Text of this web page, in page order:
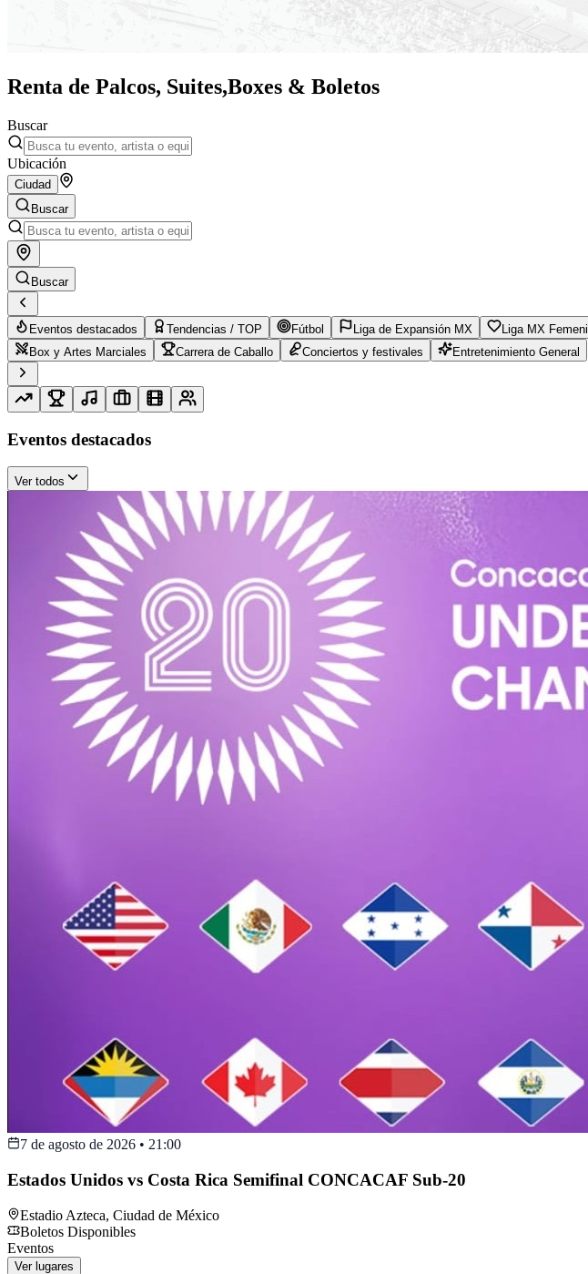
Renta de Palcos, Suites,Boxes & Boletos
Buscar
Ubicación
Ciudad
Buscar
Buscar
Eventos destacados Tendencias / TOP Fútbol Liga de Expansión MX Liga MX Femenil
Box y Artes Marciales
Carrera de Caballo Conciertos y festivales Entretenimiento General
Eventos destacados
Ver todos
7 de agosto de 2026 • 21:00
Estados Unidos vs Costa Rica Semifinal CONCACAF Sub-20
Estadio Azteca, Ciudad de México
Boletos Disponibles
Eventos
Ver lugares